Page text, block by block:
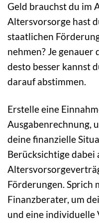
Geld brauchst du im
Altersvorsorge hast
staatlichen
nehmen? Je genauer
desto besser kannst
darauf abstimmen.
Erstelle eine
Ausgabenrechnung,
deine finanzielle
Berücksichtige dabei
Förderungen. Sprich
Finanzberater, um
und eine individuelle